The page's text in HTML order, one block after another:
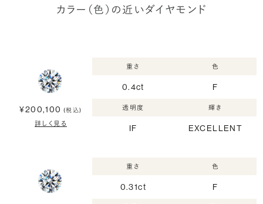
カラー（色）の近いダイヤモンド
¥200,100 (税込)
詳しく見る
重さ
0.4ct
色
F
透明度
IF
輝き
EXCELLENT
重さ
0.31ct
色
F